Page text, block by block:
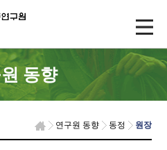
동향
연구원 동향 동정 원장